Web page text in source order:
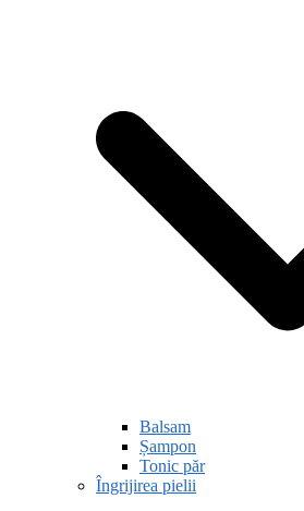
Balsam
Șampon
Tonic păr
Îngrijirea pielii